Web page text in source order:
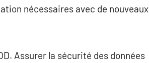
nécessaires avec de nouveaux
Assurer la sécurité des données